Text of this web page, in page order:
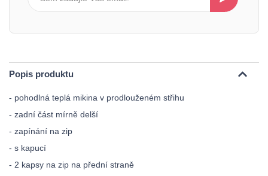
Popis produktu
- pohodlná teplá mikina v prodlouženém střihu
- zadní část mírně delší
- zapínání na zip
- s kapucí
- 2 kapsy na zip na přední straně